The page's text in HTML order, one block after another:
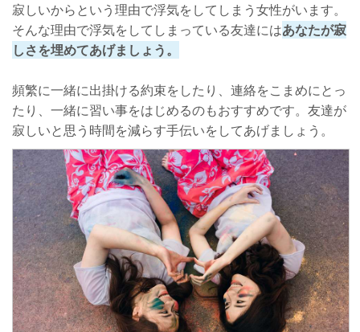
寂しいからという理由で浮気をしてしまう女性がいます。
そんな理由で浮気をしてしまっている友達にはあなたが寂
しさを埋めてあげましょう。
頻繁に一緒に出掛ける約束をしたり、連絡をこまめにとっ
たり、一緒に習い事をはじめるのもおすすめです。友達が
寂しいと思う時間を減らす手伝いをしてあげましょう。